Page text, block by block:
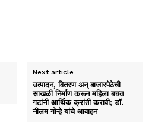
Next article
उत्पादन, वितरण अन् बाजारपेठेची
साखळी निर्माण करून महिला बचत
गटांनी आर्थिक क्रांती करावी; डॉ.
नीलम गोऱ्हे यांचे आवाहन